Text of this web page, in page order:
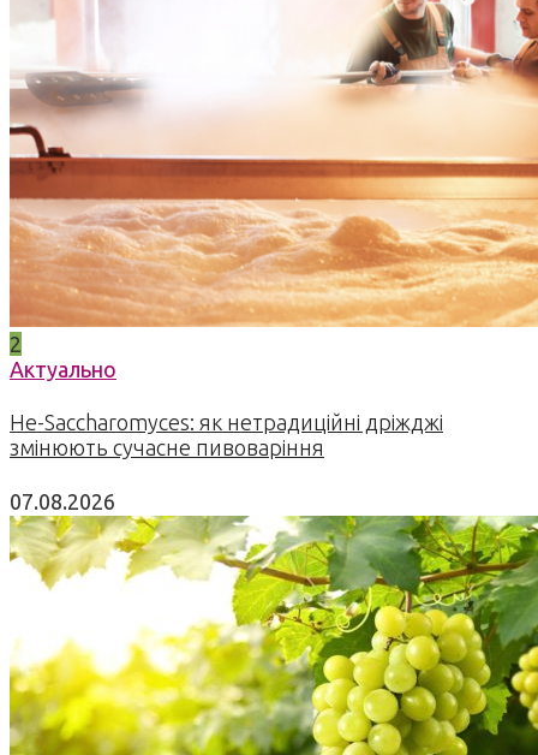
2
Актуально
Не-Saccharomyces: як нетрадиційні дріжджі
змінюють сучасне пивоваріння
07.08.2026